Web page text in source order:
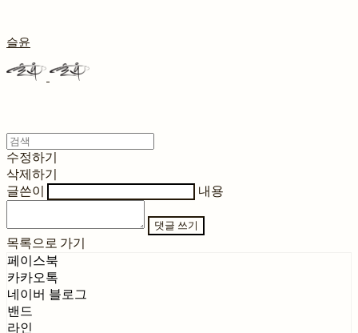
슬윤
수정하기
삭제하기
글쓴이
내용
댓글 쓰기
목록으로 가기
페이스북
카카오톡
네이버 블로그
밴드
라인